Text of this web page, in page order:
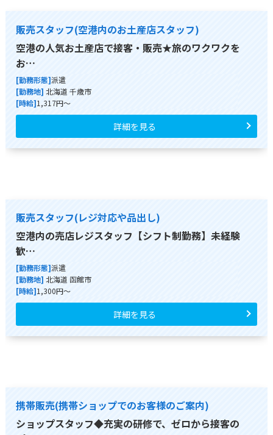
販売スタッフ(空港内のお土産店スタッフ)
空港の人気お土産店で接客・販売★旅のワクワクを
お…
[勤務形態]派遣
[勤務地] 北海道 千歳市
[時給]1,317円～
詳細を見る
販売スタッフ(レジ対応や品出し)
空港内の売店レジスタッフ【シフト制勤務】未経験
歓…
[勤務形態]派遣
[勤務地] 北海道 函館市
[時給]1,300円～
詳細を見る
携帯販売(携帯ショップでのお客様のご案内)
ショップスタッフ◆充実の研修で、ゼロから接客の